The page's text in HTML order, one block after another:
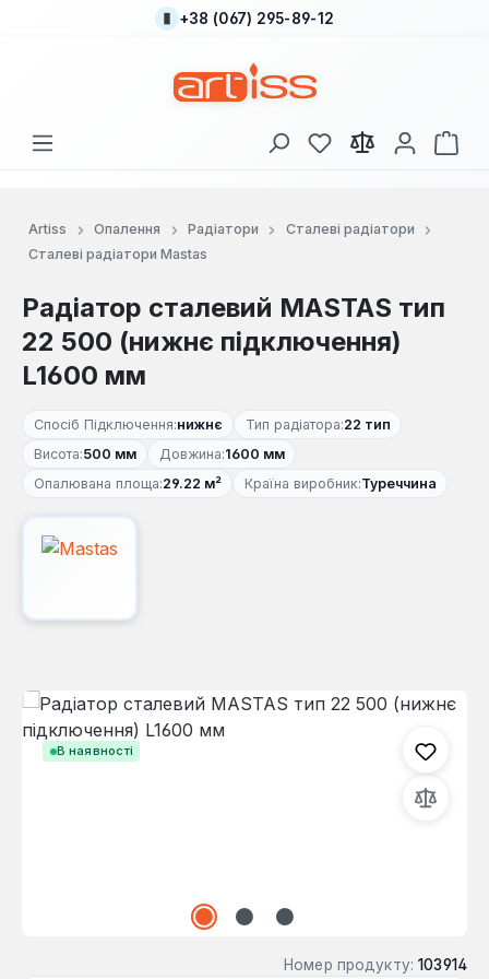
Перейти до основного вмісту
+38 (067) 295-89-12
У вас є 0 у списку
Artiss Опалення Радіатори
Сталеві радіатори
Сталеві радіатори Mastas
Радіатор сталевий MASTAS тип
22 500 (нижнє підключення)
L1600 мм
Спосіб Підключення:нижнє Тип радіатора:22 тип
Висота:500 мм Довжина:1600 мм
Опалювана площа:29.22 м² Країна виробник:Туреччина
В наявності
Пропустити галерею зображень
Номер продукту: 103914